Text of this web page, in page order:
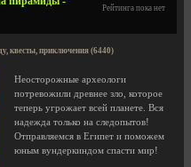
Рейтинга пока нет
квесты, приключения (6440)
Неосторожные археологи
потревожили древнее зло, которое
теперь угрожает всей планете. Вся
надежда только на следопытов!
Отправляемся в Египет и поможем
юным вундеркиндом спасти мир!